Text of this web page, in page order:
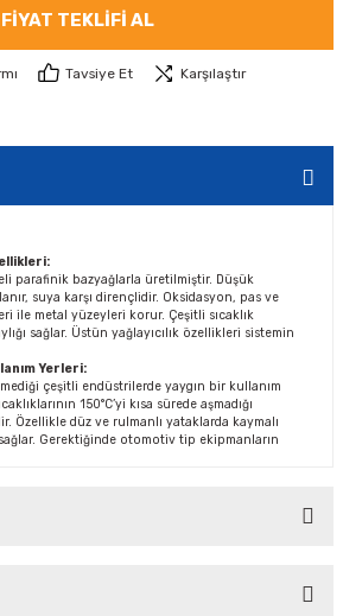
FIYAT TEKLIFI AL
Tavsiye Et Karşılaştır
parafinik bazyağlarla üretilmiştir. Düşük
suya karşı dirençlidir. Oksidasyon, pas ve
ile metal yüzeyleri korur. Çeşitli sıcaklık
sağlar. Üstün yağlayıcılık özellikleri sistemin
Yerleri:
çeşitli endüstrilerde yaygın bir kullanım
150°C’yi kısa sürede aşmadığı
Özellikle düz ve rulmanlı yataklarda kaymalı
Gerektiğinde otomotiv tip ekipmanların